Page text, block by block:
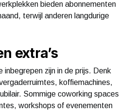
bieden abonnementen
terwijl anderen langdurige
extra’s
inbegrepen zijn in de prijs. Denk
koffiemachines,
Sommige coworking spaces
workshops of evenementen